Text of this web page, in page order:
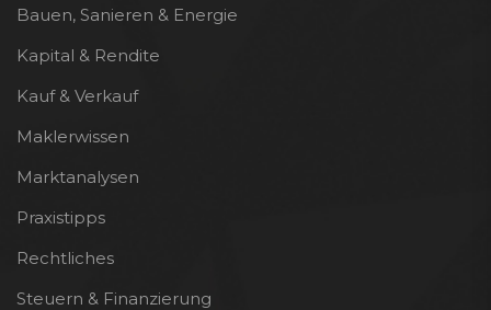
Bauen, Sanieren & Energie
Kapital & Rendite
Kauf & Verkauf
Maklerwissen
Marktanalysen
Praxistipps
Rechtliches
Steuern & Finanzierung